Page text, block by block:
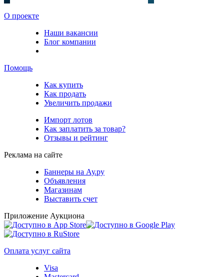
О проекте
Наши вакансии
Блог компании
Помощь
Как купить
Как продать
Увеличить продажи
Импорт лотов
Как заплатить за товар?
Отзывы и рейтинг
Реклама на сайте
Баннеры на Ау.ру
Объявления
Магазинам
Выставить счет
Приложение Аукциона
Оплата услуг сайта
Visa